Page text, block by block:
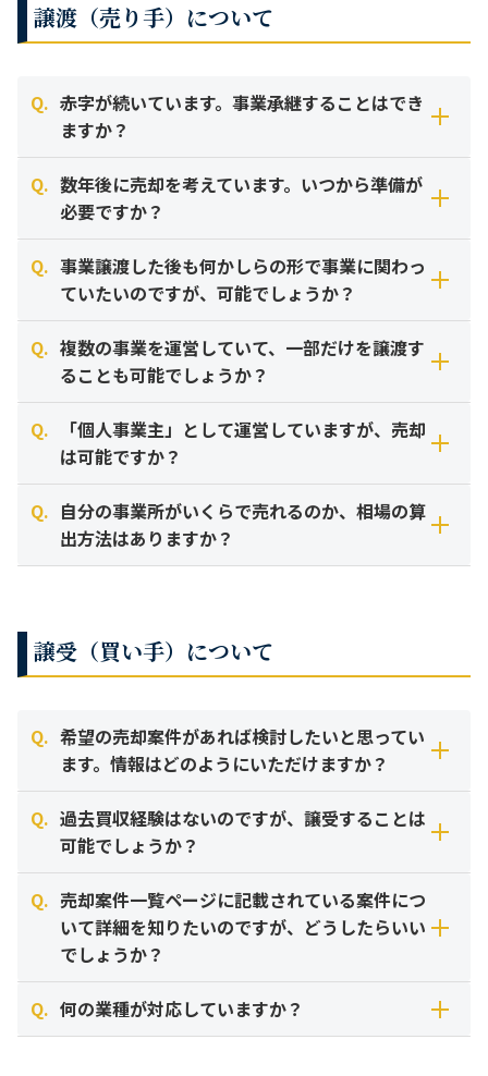
譲渡（売り手）について
Q. 赤字が続いています。事業承継することはでき
ますか？
十分に可能性がございます。赤字＝売却不可ではありませ
ん。
実際、介護業界では「現在の収支」よりも、「有資格スタッ
フの確保状況」や「立地の良さ」、「稼働率改善の余地（ポ
テンシャル）」を評価して買収を希望されるケースが多々あ
ります。
まずは貴社の強みを整理させていただきますので、諦める前
に一度無料査定をご利用ください。
Q. 数年後に売却を考えています。いつから準備が
必要ですか？
少しでも検討されているなら、早めのご相談をおすすめしま
M&Aの成約までは、お問い合わせから最短でも3ヶ月～6ヶ
月、長いものでは1年以上かかるケースもございます。
また、直前になって慌てるよりも、1〜2年前から財務状況の
整理や運営体制の改善（磨き上げ）を行っておくことで、よ
り高い評価（高値売却）に繋がる可能性が高まります。
Q. 事業譲渡した後も何かしらの形で事業に関わっ
ていたいのですが、可能でしょうか？
はい、顧問やアドバイザーとして残るケースも一般的です。
買い手企業様にとっても、前経営者様が一定期間残って引継
ぎや利用者様対応を行ってくれることは大きな安心材料にな
ります。
「引継ぎ期間として半年だけ」「週2回の顧問契約で」な
ど、ご希望の関わり方を条件交渉に盛り込むことができま
す。
Q. 複数の事業を運営していて、一部だけを譲渡す
ることも可能でしょうか？
もちろん可能です。「事業譲渡」や「会社分割」という手法
を用います。
「遠方の事業所だけ手放したい」「採算の合わない訪問介護
部門だけ譲渡して、施設運営に集中したい」といったご相談
は非常に増えています。
Q.
「個人事業主」として運営していますが、売却
は可能ですか？
可能です。ただし「事業譲渡」の形式になるため、行政手続
きが少し複雑になります。
め、事業や資産を個別に移転する「事業譲渡」の手法をとり
ます。 この場合、指定（営業許可）の取り直しが発生するた
Q. 自分の事業所がいくらで売れるのか、相場の算
出方法はありますか？
介護業界では、現在保有している資産（現金や設備）に、年
金額が株価のベースとなります。 ただし、エリアの需給バラ
ンスや、加算の取得状況、スタッフの定着率によって評価額
は大きく変動します。正確な金額を知りたい場合は無料査定
をご利用ください。
参考：中小M&Aガイドライン 第2版（中小企業庁）：年買法（修正純資産法＋
のれん）として紹介されている一般的な算出手法に基づきます。
譲受（買い手）について
Q. 希望の売却案件があれば検討したいと思ってい
ます。情報はどのようにいただけますか？
まずは無料の「買い手登録」をお願いいたします。
ご希望のエリアや種別をご登録いただければ、条件に合う新
着案件をメールにて優先的にご紹介させていただきます。
また、Webサイト上には掲載できない「非公開案件（水面下
の良質な案件）」も多数ございますので、登録して情報をお
待ちいただくのが最も近道です。
Q. 過去買収経験はないのですが、譲受することは
可能でしょうか？
もちろん可能です。初めての方こそ、当社にお任せくださ
い。
介護・障害福祉業界に特化した専門コンサルタントが、案件
のご紹介から、財務状況の確認、条件交渉、行政手続きのア
ドバイスまで一貫してサポートいたします。
Q. 売却案件一覧ページに記載されている案件につ
いて詳細を知りたいのですが、どうしたらいい
でしょうか？
各案件ページの「お問い合わせフォーム」よりご連絡くださ
い。
Q. 何の業種が対応していますか？